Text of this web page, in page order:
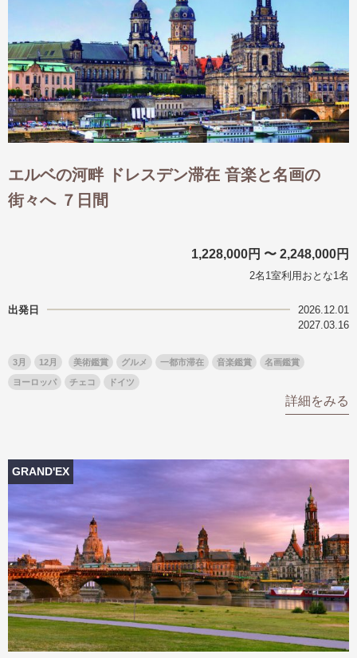
専任ガイド・講師同行の旅
1名様からの旅
ラ・プルミエール（エールフランス
航空）
エルベの河畔 ドレスデン滞在 音楽と名画の
街々へ ７日間
1,228,000円 〜 2,248,000円
2名1室利用おとな1名
出発日
2026.12.01
2027.03.16
3月 12月 美術鑑賞 グルメ 一都市滞在 音楽鑑賞 名画鑑賞
ヨーロッパ チェコ ドイツ
詳細をみる
GRAND'EX